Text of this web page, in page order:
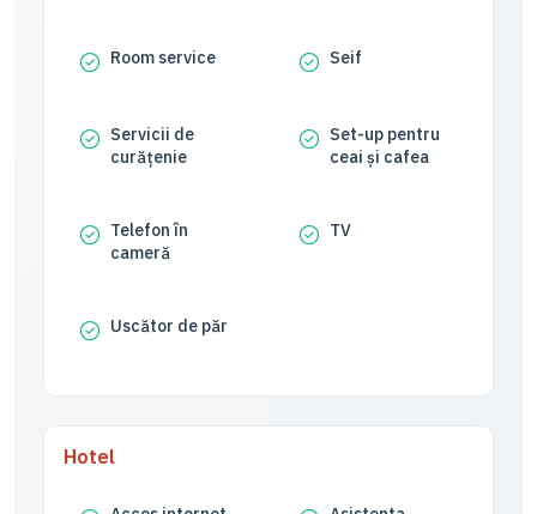
Room service Seif
Servicii de
curățenie
Set-up pentru
ceai și cafea
Telefon în
cameră
TV
Uscător de păr
Hotel